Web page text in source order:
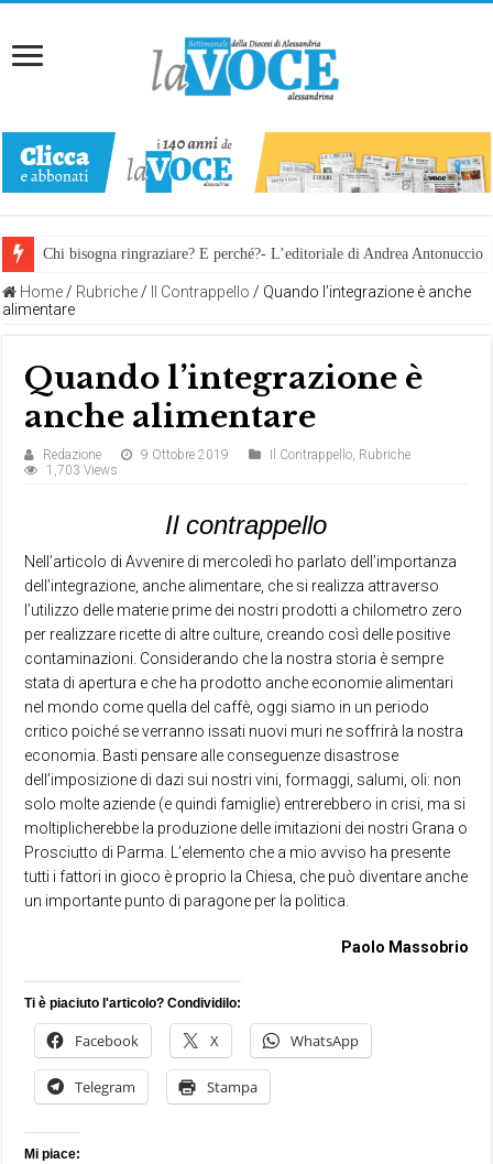
Chi bisogna ringraziare? E perché?- L’editoriale di Andrea Antonuccio
Home / Rubriche / Il Contrappello / Quando l’integrazione è anche
alimentare
Quando l’integrazione è
anche alimentare
Redazione 9 Ottobre 2019 Il Contrappello, Rubriche
1,703 Views
Il contrappello
Nell’articolo di Avvenire di mercoledì ho parlato dell’importanza
dell’integrazione, anche alimentare, che si realizza attraverso
l’utilizzo delle materie prime dei nostri prodotti a chilometro zero
per realizzare ricette di altre culture, creando così delle positive
contaminazioni. Considerando che la nostra storia è sempre
stata di apertura e che ha prodotto anche economie alimentari
nel mondo come quella del caffè, oggi siamo in un periodo
critico poiché se verranno issati nuovi muri ne soffrirà la nostra
economia. Basti pensare alle conseguenze disastrose
dell’imposizione di dazi sui nostri vini, formaggi, salumi, oli: non
solo molte aziende (e quindi famiglie) entrerebbero in crisi, ma si
moltiplicherebbe la produzione delle imitazioni dei nostri Grana o
Prosciutto di Parma. L’elemento che a mio avviso ha presente
tutti i fattori in gioco è proprio la Chiesa, che può diventare anche
un importante punto di paragone per la politica.
Paolo Massobrio
Ti è piaciuto l'articolo? Condividilo:
Facebook X WhatsApp
Telegram Stampa
Mi piace: